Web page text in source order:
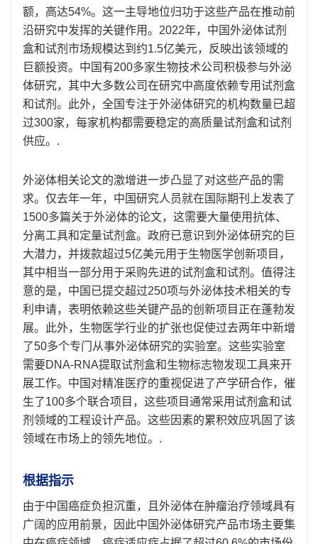
额，高达54%。这一主导地位归功于这些产品在推动前
沿研究中发挥的关键作用。2022年，中国外泌体试剂
盒和试剂市场规模达到约1.5亿美元，反映出该领域的
巨额投资。中国有200多家生物技术公司积极参与外泌
体研究，其中大多数公司在研究中高度依赖专用试剂盒
和试剂。此外，全国专注于外泌体研究的机构数量已超
过300家，每家机构都需要稳定的高质量试剂盒和试剂
供应。.
外泌体相关论文的激增进一步凸显了对这些产品的需
求。仅去年一年，中国研究人员就在国际期刊上发表了
1500多篇关于外泌体的论文，这需要大量使用抗体、
分离工具和定量试剂盒。政府已意识到外泌体研究的巨
大潜力，并拨款超过5亿美元用于生物医学创新项目，
其中相当一部分用于采购先进的试剂盒和试剂。值得注
意的是，中国已提交超过250项与外泌体技术相关的专
利申请，表明依赖这些关键产品的创新项目正在蓬勃发
展。此外，生物医学行业的扩张也促使过去两年中新增
了50多个专门从事外泌体研究的实验室。这些实验室
需要DNA-RNA提取试剂盒和生物标志物发现工具来开
展工作。中国对精准医疗的重视促进了产学研合作，催
生了100多个联合项目，这些项目通常采用试剂盒和试
剂领域的工程设计产品。这些因素的累积效应巩固了该
领域在市场上的领先地位。.
根据指示
由于中国癌症负担沉重，且外泌体在肿瘤治疗领域具有
广阔的应用前景，因此中国外泌体研究产品市场主要集